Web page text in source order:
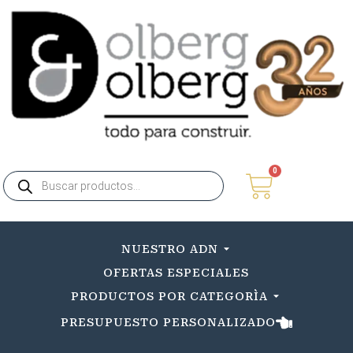
0
NUESTRO ADN
OFERTAS ESPECIALES
PRODUCTOS POR CATEGORÌA
PRESUPUESTO PERSONALIZADO